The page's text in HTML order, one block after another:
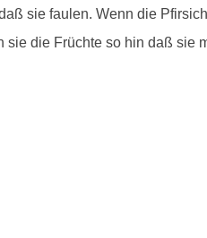
sie faulen. Wenn die
die Früchte so hin daß sie